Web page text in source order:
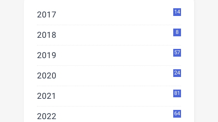
2017 14
2018 8
2019 57
2020 24
2021 81
2022 64